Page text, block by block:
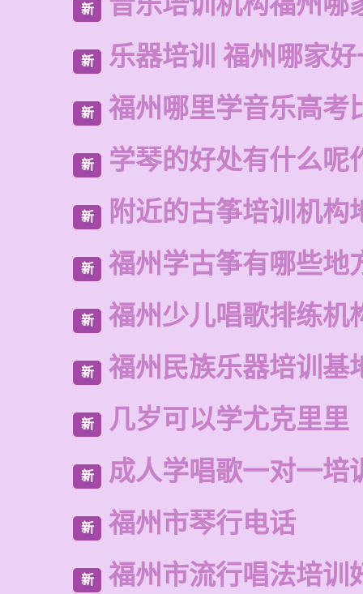
新
新 乐器培训 福州哪家
新 福州哪里学音乐高考
新 学琴的好处有什么呢
新 附近的古筝培训机构
新 福州学古筝有哪些地
新 福州少儿唱歌排练机
新 福州民族乐器培训基
新 几岁可以学尤克里里
新 成人学唱歌一对一培
新 福州市琴行电话
新 福州市流行唱法培训